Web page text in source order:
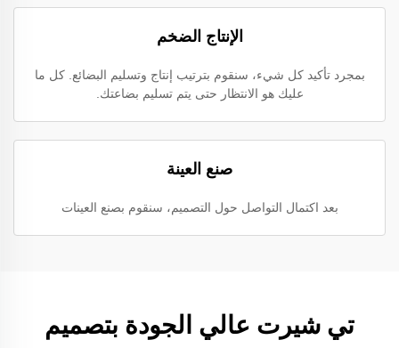
الإنتاج الضخم
بمجرد تأكيد كل شيء، سنقوم بترتيب إنتاج وتسليم البضائع. كل ما
عليك هو الانتظار حتى يتم تسليم بضاعتك.
صنع العينة
بعد اكتمال التواصل حول التصميم، سنقوم بصنع العينات
تي شيرت عالي الجودة بتصميم